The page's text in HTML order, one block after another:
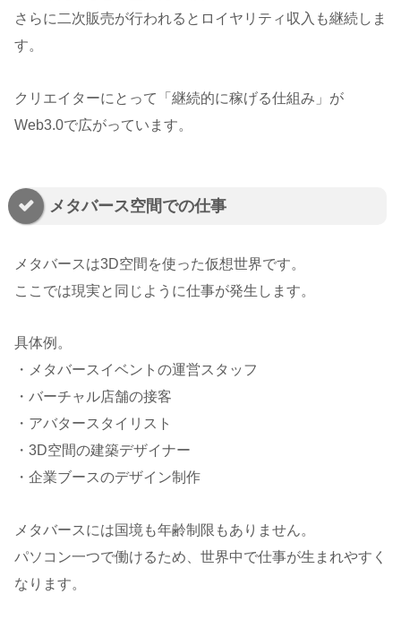
さらに二次販売が行われるとロイヤリティ収入も継続しま
す。
クリエイターにとって「継続的に稼げる仕組み」が
Web3.0で広がっています。
メタバース空間での仕事
メタバースは3D空間を使った仮想世界です。
ここでは現実と同じように仕事が発生します。
具体例。
・メタバースイベントの運営スタッフ
・バーチャル店舗の接客
・アバタースタイリスト
・3D空間の建築デザイナー
・企業ブースのデザイン制作
メタバースには国境も年齢制限もありません。
パソコン一つで働けるため、世界中で仕事が生まれやすく
なります。